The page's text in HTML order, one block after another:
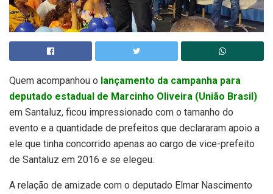
Quem acompanhou o lançamento da campanha para
deputado estadual de Marcinho Oliveira (União Brasil)
em Santaluz, ficou impressionado com o tamanho do
evento e a quantidade de prefeitos que declararam apoio a
ele que tinha concorrido apenas ao cargo de vice-prefeito
de Santaluz em 2016 e se elegeu.
A relação de amizade com o deputado Elmar Nascimento